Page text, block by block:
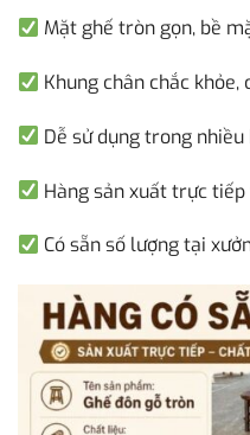
Mặt ghế tròn gọn, bề
Khung chân chắc
Dễ sử dụng trong nhiều
Hàng sản xuất trực
Có sẵn số lượng tại